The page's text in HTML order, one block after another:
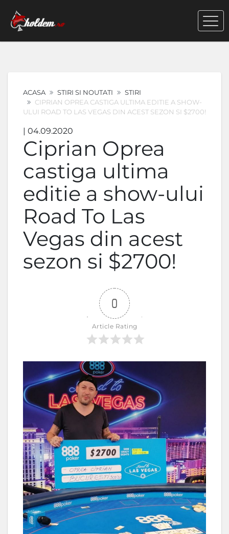
ACASA STIRI SI NOUTATI
STIRI
CIPRIAN OPREA CASTIGA ULTIMA EDITIE A SHOW-
ULUI ROAD TO LAS VEGAS DIN ACEST SEZON SI $2700!
| 04.09.2020
Ciprian Oprea
castiga ultima
editie a show-ului
Road To Las
Vegas din acest
sezon si $2700!
0
Article Rating